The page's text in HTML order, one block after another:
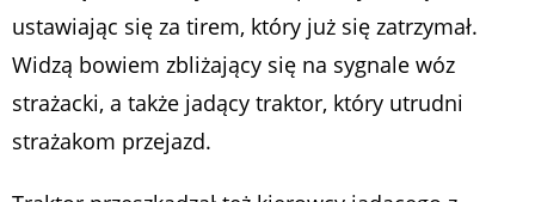
ustawiając się za tirem, który już się zatrzymał.
Widzą bowiem zbliżający się na sygnale wóz
strażacki, a także jadący traktor, który utrudni
strażakom przejazd.